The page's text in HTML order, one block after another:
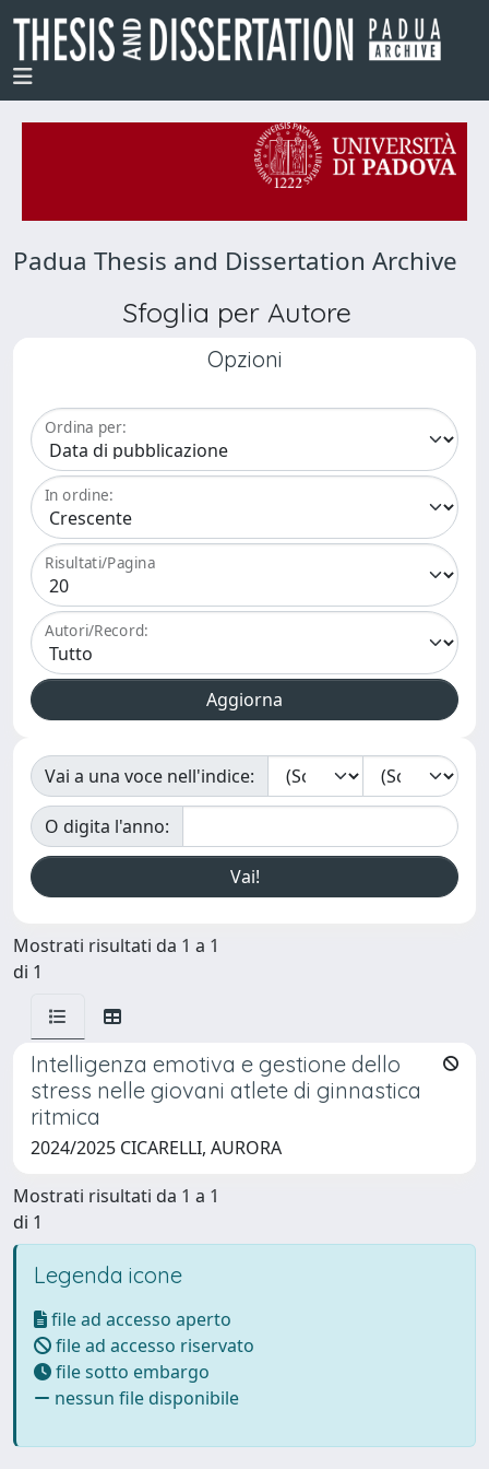
Padua Thesis and Dissertation Archive
Sfoglia per Autore
Opzioni
Ordina per:
In ordine:
Risultati/Pagina
Autori/Record:
Vai a una voce nell'indice:
O digita l'anno:
Mostrati risultati da 1 a 1
di 1
Intelligenza emotiva e gestione dello
stress nelle giovani atlete di ginnastica
ritmica
2024/2025 CICARELLI, AURORA
Mostrati risultati da 1 a 1
di 1
Legenda icone
file ad accesso aperto
file ad accesso riservato
file sotto embargo
nessun file disponibile